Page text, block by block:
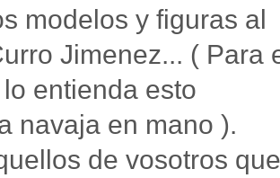
modelos y figuras al
Jimenez... ( Para
entienda esto
navaja en mano ).
de vosotros que